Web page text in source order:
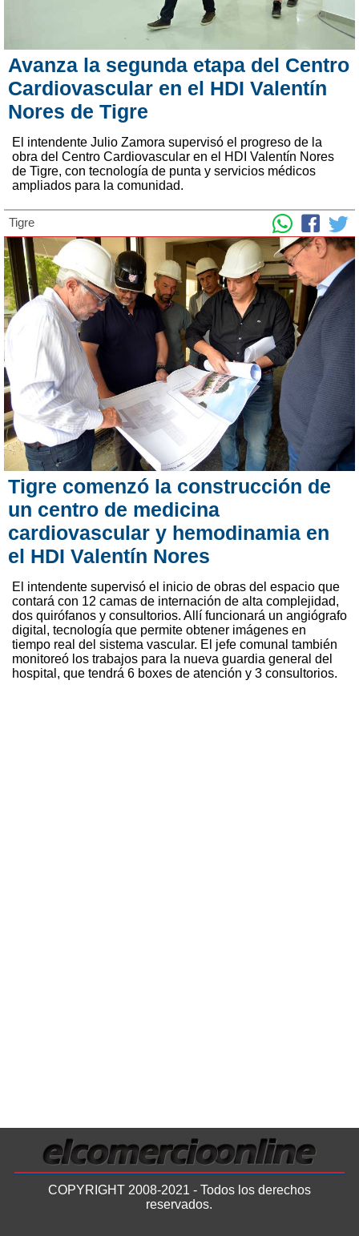
Avanza la segunda etapa del Centro
Cardiovascular en el HDI Valentín
Nores de Tigre
El intendente Julio Zamora supervisó el progreso de la
obra del Centro Cardiovascular en el HDI Valentín Nores
de Tigre, con tecnología de punta y servicios médicos
ampliados para la comunidad.
Tigre
Tigre comenzó la construcción de
un centro de medicina
cardiovascular y hemodinamia en
el HDI Valentín Nores
El intendente supervisó el inicio de obras del espacio que
contará con 12 camas de internación de alta complejidad,
dos quirófanos y consultorios. Allí funcionará un angiógrafo
digital, tecnología que permite obtener imágenes en
tiempo real del sistema vascular. El jefe comunal también
monitoreó los trabajos para la nueva guardia general del
hospital, que tendrá 6 boxes de atención y 3 consultorios.
COPYRIGHT 2008-2021 - Todos los derechos
reservados.